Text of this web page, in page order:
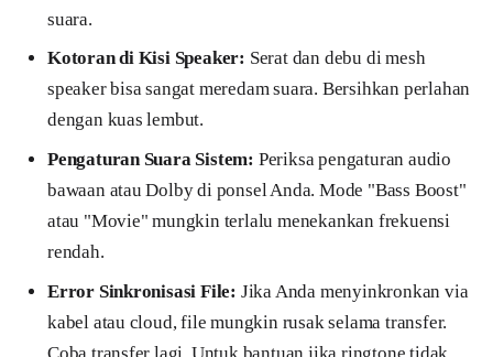
suara.
Kotoran di Kisi Speaker: Serat dan debu di mesh
speaker bisa sangat meredam suara. Bersihkan perlahan
dengan kuas lembut.
Pengaturan Suara Sistem: Periksa pengaturan audio
bawaan atau Dolby di ponsel Anda. Mode "Bass Boost"
atau "Movie" mungkin terlalu menekankan frekuensi
rendah.
Error Sinkronisasi File: Jika Anda menyinkronkan via
kabel atau cloud, file mungkin rusak selama transfer.
Coba transfer lagi. Untuk bantuan jika ringtone tidak